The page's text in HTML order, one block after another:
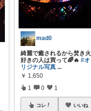
mad0
綺麗で癒されるから焚き火
好きの人は買って🌈🔥#オ
リジナル写真 ...
￥ 1,650
1 0 1
コレ いいね